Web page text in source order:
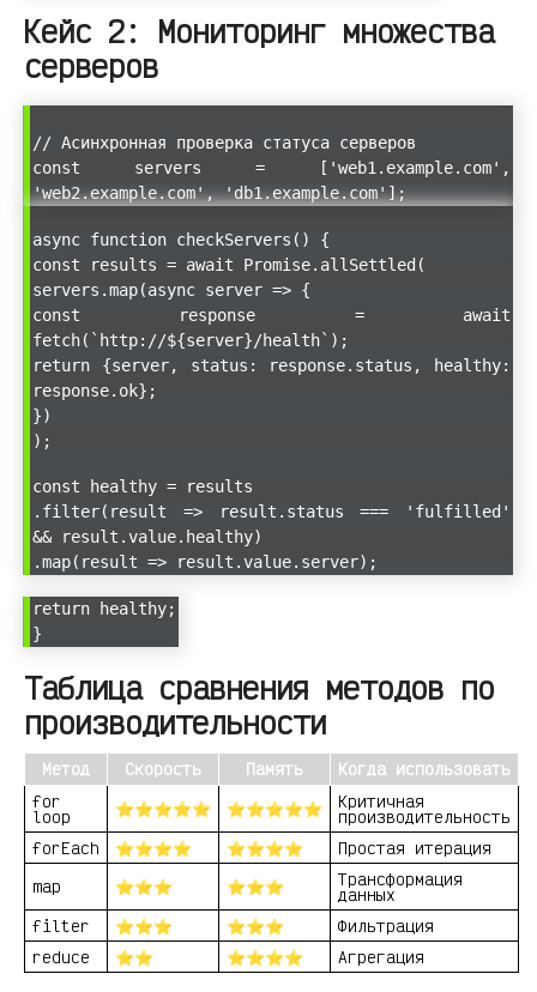
Кейс 2: Мониторинг множества
серверов
// Асинхронная проверка статуса серверов
const servers = ['web1.example.com',
'web2.example.com', 'db1.example.com'];
async function checkServers() {
const results = await Promise.allSettled(
servers.map(async server => {
const response = await
fetch(`http://${server}/health`);
return {server, status: response.status, healthy:
response.ok};
})
);
const healthy = results
.filter(result => result.status === 'fulfilled'
&& result.value.healthy)
.map(result => result.value.server);
return healthy;
}
Таблица сравнения методов по
производительности
Метод Скорость Память
Когда использовать
for
loop ⭐⭐⭐⭐⭐ ⭐⭐⭐⭐⭐ Критичная
производительность
forEach
⭐⭐⭐⭐ ⭐⭐⭐⭐
Простая итерация
map
⭐⭐⭐ ⭐⭐⭐ Трансформация
данных
filter
⭐⭐⭐ ⭐⭐⭐
Фильтрация
reduce
⭐⭐ ⭐⭐⭐⭐ Агрегация